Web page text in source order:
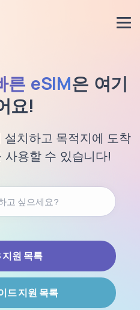
른 eSIM은 여기
요!
설치하고 목적지에 도착
용할 수 있습니다!
지원 목록
드 지원 목록